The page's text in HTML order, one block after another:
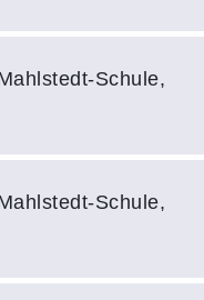
Schule,
Schule,